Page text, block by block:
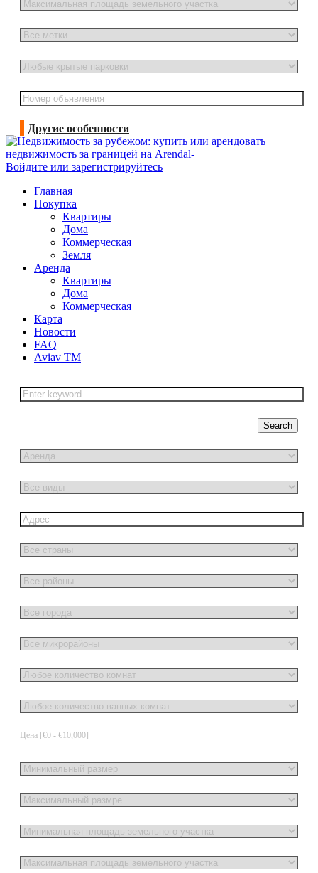
Другие особенности
Войдите или зарегистрируйтесь
Главная
Покупка
Квартиры
Дома
Коммерческая
Земля
Аренда
Квартиры
Дома
Коммерческая
Карта
Новости
FAQ
Aviav TM
Search
Цена [€0 - €10,000]